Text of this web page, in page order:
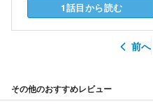
1話目から読む
前へ
その他のおすすめレビュー